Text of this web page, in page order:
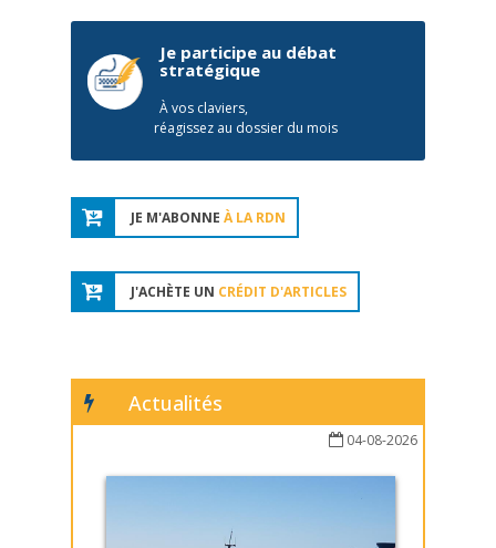
Je participe au débat
stratégique
À vos claviers,
réagissez au dossier du mois
JE M'ABONNE À LA RDN
J'ACHÈTE UN CRÉDIT D'ARTICLES
Actualités
04-08-2026